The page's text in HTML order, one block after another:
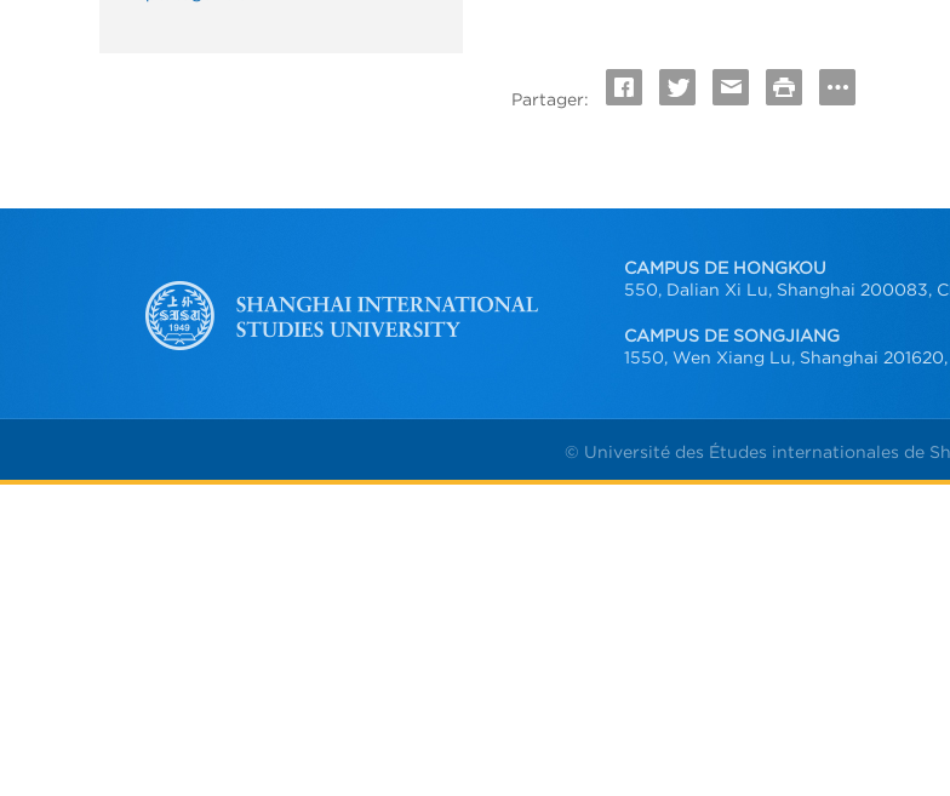
Partager:
CAMPUS DE HONGKOU
550, Dalian Xi Lu, Shanghai 200083,
CAMPUS DE SONGJIANG
1550, Wen Xiang Lu, Shanghai
© Université des Études internationales de